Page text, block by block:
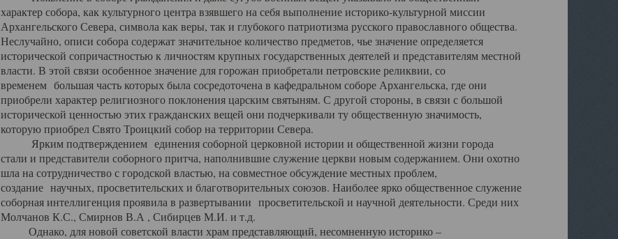
характер собора, как культурного центра взявшего на себя выполнение историко-культурной миссии
Архангельского Севера, символа как веры, так и глубокого патриотизма русского православного общества.
Неслучайно, описи собора содержат значительное количество предметов, чье значение определяется
исторической сопричастностью к личностям крупных государственных деятелей и представителям местной
власти. В этой связи особенное значение для горожан приобретали петровские реликвии, со
временем большая часть которых была сосредоточена в кафедральном соборе Архангельска, где они
приобрели характер религиозного поклонения царским святыням. С другой стороны, в связи с большой
исторической ценностью этих гражданских вещей они подчеркивали ту общественную значимость,
которую приобрел Свято Троицкий собор на территории Севера.
Ярким подтверждением единения соборной церковной истории и общественной жизни города
стали и представители соборного притча, наполнившие служение церкви новым содержанием. Они охотно
шла на сотрудничество с городской властью, на совместное обсуждение местных проблем,
создание научных, просветительских и благотворительных союзов. Наиболее ярко общественное служение
соборная интеллигенция проявила в развертывании просветительской и научной деятельности. Среди них
Молчанов К.С., Смирнов В.А , Сибирцев М.И. и т.д.
Однако, для новой советской власти храм представляющий, несомненную историко –